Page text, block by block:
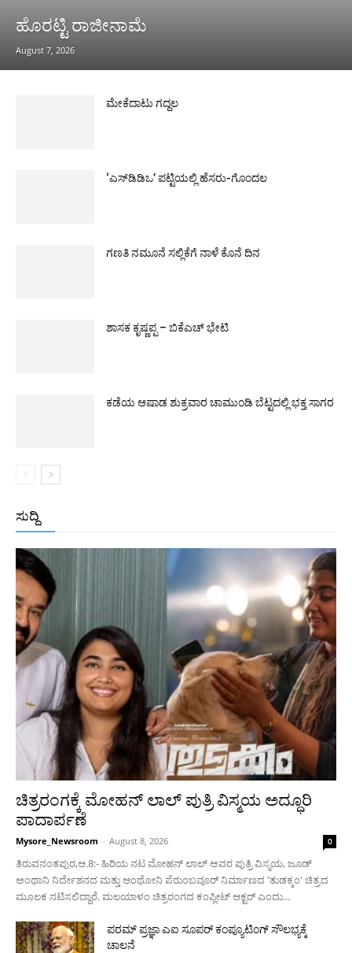
ಹೊರಟ್ಟಿ ರಾಜೀನಾಮೆ
August 7, 2026
ಮೇಕೆದಾಟು ಗದ್ದಲ
‘ಎಸ್‌ಡಿಡಿಒ’ ಪಟ್ಟಿಯಲ್ಲಿ ಹೆಸರು-ಗೊಂದಲ
ಗಣತಿ ನಮೂನೆ ಸಲ್ಲಿಕೆಗೆ ನಾಳೆ ಕೊನೆ ದಿನ
ಶಾಸಕ ಕೃಷ್ಣಪ್ಪ – ಬಿಕೆಎಚ್ ಭೇಟಿ
ಕಡೆಯ ಆಷಾಡ ಶುಕ್ರವಾರ ಚಾಮುಂಡಿ ಬೆಟ್ಟದಲ್ಲಿ ಭಕ್ತ ಸಾಗರ
ಸುದ್ದಿ
ಚಿತ್ರರಂಗಕ್ಕೆ ಮೋಹನ್ ಲಾಲ್ ಪುತ್ರಿ ವಿಸ್ಮಯ ಅದ್ಧೂರಿ
ಪಾದಾರ್ಪಣೆ
Mysore_Newsroom - August 8, 2026 0
ತಿರುವನಂತಪುರ,ಆ.8:- ಹಿರಿಯ ನಟ ಮೋಹನ್ ಲಾಲ್ ಅವರ ಪುತ್ರಿ ವಿಸ್ಮಯ, ಜೂಡ್
ಅಂಥಾನಿ ನಿರ್ದೇಶನದ ಮತ್ತು ಆಂಥೋನಿ ಪೆರುಂಬವೂರ್ ನಿರ್ಮಾಣದ 'ತುಡಕ್ಕಂ' ಚಿತ್ರದ
ಮೂಲಕ ನಟಿಸಲಿದ್ದಾರೆ. ಮಲಯಾಳಂ ಚಿತ್ರರಂಗದ ಕಂಪ್ಲೀಟ್ ಆಕ್ಟರ್ ಎಂದು...
ಪರಮ್ ಪ್ರಜ್ಞಾ ಎಐ ಸೂಪರ್ ಕಂಪ್ಯೂಟಿಂಗ್ ಸೌಲಭ್ಯಕ್ಕೆ
ಚಾಲನೆ